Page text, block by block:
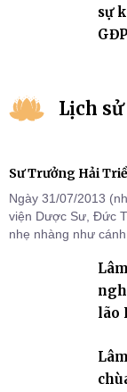
sự
Lịch
Sư Trưởng Hải
Ngày 31/07/2013
viện Dược Sư, Đức
nhẹ nhàng như
lão